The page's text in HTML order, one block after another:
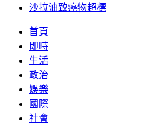
沙拉油致癌物超標
首頁
即時
生活
政治
娛樂
國際
社會